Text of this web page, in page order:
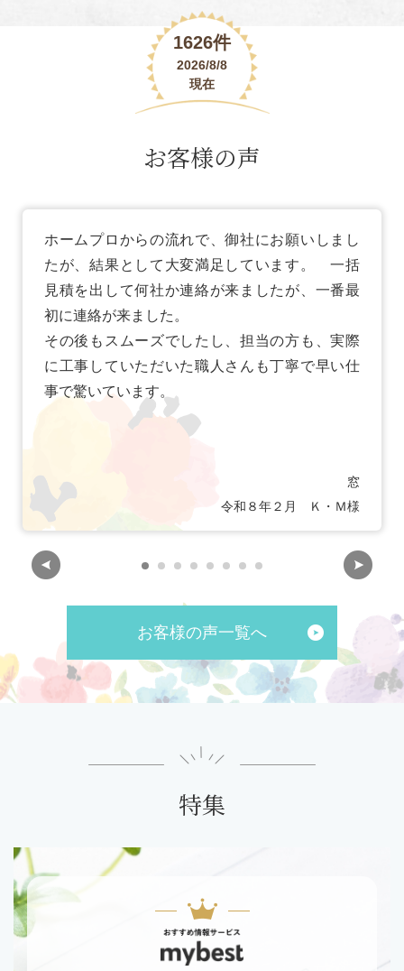
1626件
2026/8/8
現在
お客様の声
ホームプロからの流れで、御社にお願いしまし
たが、結果として大変満足しています。 一括
見積を出して何社か連絡が来ましたが、一番最
初に連絡が来ました。
その後もスムーズでしたし、担当の方も、実際
に工事していただいた職人さんも丁寧で早い仕
事で驚いています。
窓
令和８年２月 Ｋ・Ｍ様
お客様の声一覧へ
特集